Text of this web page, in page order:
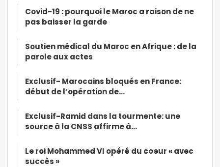
Covid-19 : pourquoi le Maroc a raison de ne
pas baisser la garde
Soutien médical du Maroc en Afrique : de la
parole aux actes
Exclusif- Marocains bloqués en France:
début de l’opération de…
Exclusif-Ramid dans la tourmente: une
source à la CNSS affirme à…
Le roi Mohammed VI opéré du coeur « avec
succès »